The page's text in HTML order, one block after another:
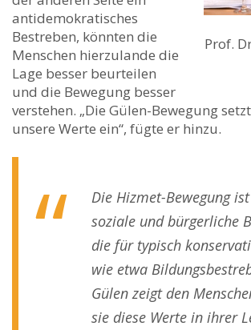
Prof.
antidemokratisches
Bestreben, könnten die
Menschen hierzulande die
Lage besser beurteilen
und die Bewegung besser
verstehen. „Die Gülen-Bewegung
unsere Werte ein“, fügte er hinzu.
Die Hizmet-Bewegung
soziale und bürgerliche
die für typisch
wie etwa
Gülen zeigt den
sie diese Werte in ihrer